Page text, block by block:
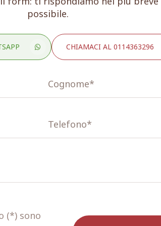
possibile.
CHIAMACI AL 0114363296
(*) sono